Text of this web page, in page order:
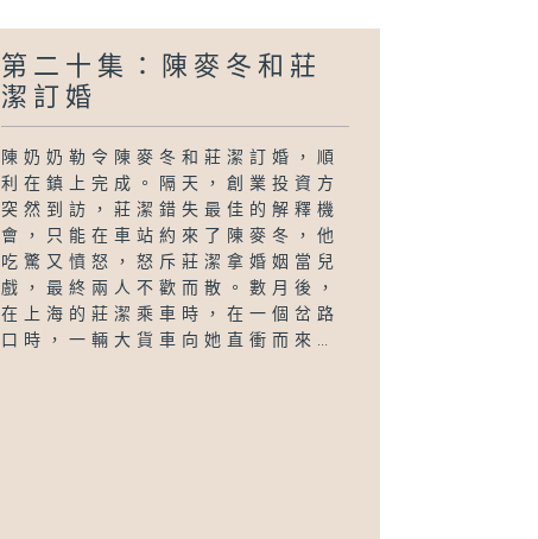
第二十集：陳麥冬和莊
潔訂婚
陳奶奶勒令陳麥冬和莊潔訂婚，順
利在鎮上完成。隔天，創業投資方
突然到訪，莊潔錯失最佳的解釋機
會，只能在車站約來了陳麥冬，他
吃驚又憤怒，怒斥莊潔拿婚姻當兒
戲，最終兩人不歡而散。數月後，
在上海的莊潔乘車時，在一個岔路
口時，一輛大貨車向她直衝而來…